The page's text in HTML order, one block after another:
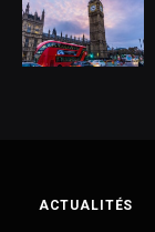
ACTUALITÉS